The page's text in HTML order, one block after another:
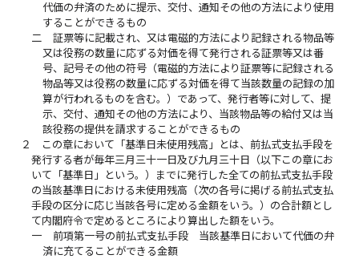
代価の弁済のために提示、交付、通知その他の方法により使用
することができるもの
二
証票等に記載され、又は電磁的方法により記録される物品等
又は役務の数量に応ずる対価を得て発行される証票等又は番
号、記号その他の符号（電磁的方法により証票等に記録される
物品等又は役務の数量に応ずる対価を得て当該数量の記録の加
算が行われるものを含む。）であって、発行者等に対して、提
示、交付、通知その他の方法により、当該物品等の給付又は当
該役務の提供を請求することができるもの
２
この章において「基準日未使用残高」とは、前払式支払手段を
発行する者が毎年三月三十一日及び九月三十日（以下この章にお
いて「基準日」という。）までに発行した全ての前払式支払手段
の当該基準日における未使用残高（次の各号に掲げる前払式支払
手段の区分に応じ当該各号に定める金額をいう。）の合計額とし
て内閣府令で定めるところにより算出した額をいう。
一
前項第一号の前払式支払手段 当該基準日において代価の弁
済に充てることができる金額